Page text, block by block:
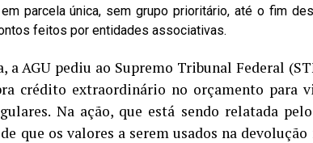
parcela única, sem grupo prioritário, até o fim
feitos por entidades associativas.
a AGU pediu ao Supremo Tribunal Federal
crédito extraordinário no orçamento para
Na ação, que está sendo relatada
que os valores a serem usados na